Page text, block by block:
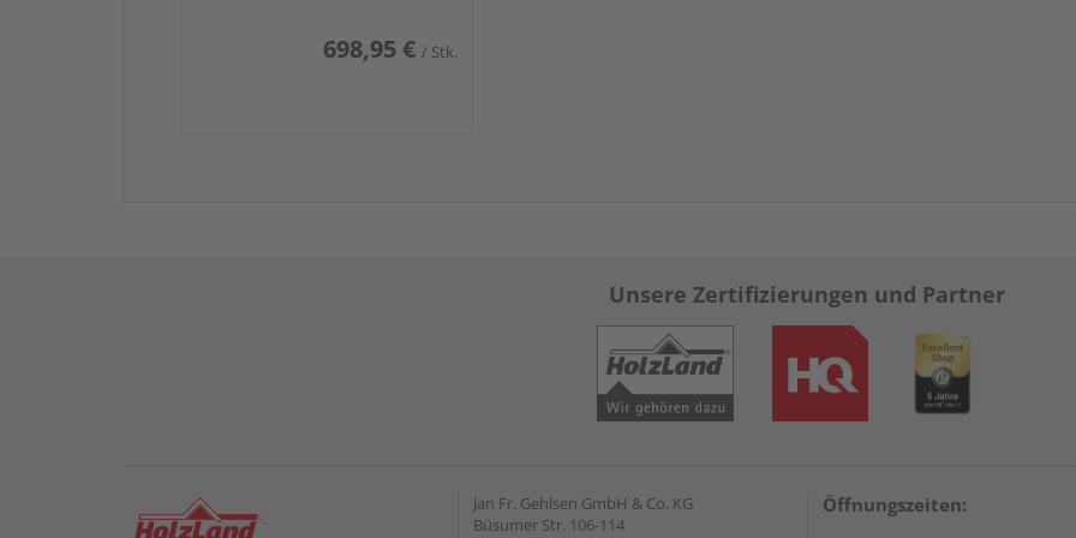
698,95 € / Stk.
Unsere Zertifizierungen und Partner
Jan Fr. Gehlsen GmbH & Co. KG
Büsumer Str. 106-114
Öffnungszeiten: